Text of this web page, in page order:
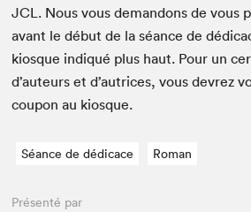
JCL. Nous vous deman­dons de vous
avant le début de la séance de
kiosque indiqué plus haut. Pour un
d’auteurs et d’autrices, vous devrez
coupon au kiosque.
Séance de dédicace Roman
Présenté par